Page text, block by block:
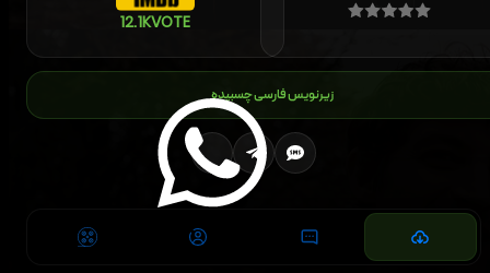
12.1KVOTE
زیرنویس فارسی چسبیده